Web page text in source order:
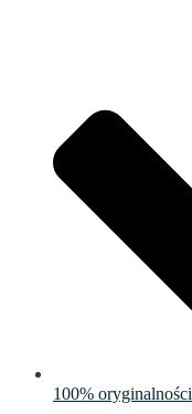
100% oryginalności